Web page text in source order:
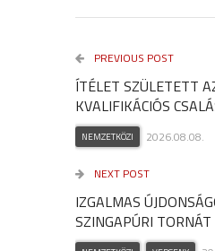
PREVIOUS POST
ÍTÉLET SZÜLETETT
KVALIFIKÁCIÓS
NEMZETKÖZI 2026.08.08.
NEXT POST
IZGALMAS
SZINGAPÚRI TORNÁT